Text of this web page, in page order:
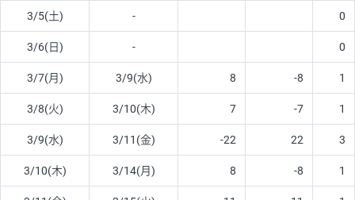
3/5(土) - 0
3/6(日) - 0
3/7(月) 3/9(水) 8 -8 1
3/8(火) 3/10(木) 7 -7 1
3/9(水) 3/11(金) -22 22 3
3/10(木) 3/14(月) 8 -8 1